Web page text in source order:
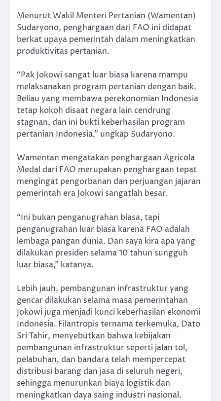
Menurut Wakil Menteri Pertanian (Wamentan)
Sudaryono, penghargaan dari FAO ini didapat
berkat upaya pemerintah dalam meningkatkan
produktivitas pertanian.
“Pak Jokowi sangat luar biasa karena mampu
melaksanakan program pertanian dengan baik.
Beliau yang membawa perekonomian Indonesia
tetap kokoh disaat negara lain cendrung
stagnan, dan ini bukti keberhasilan program
pertanian Indonesia,” ungkap Sudaryono.
Wamentan mengatakan penghargaan Agricola
Medal dari FAO merupakan penghargaan tepat
mengingat pengorbanan dan perjuangan jajaran
pemerintah era Jokowi sangatlah besar.
“Ini bukan penganugrahan biasa, tapi
penganugrahan luar biasa karena FAO adalah
lembaga pangan dunia. Dan saya kira apa yang
dilakukan presiden selama 10 tahun sungguh
luar biasa,” katanya.
Lebih jauh, pembangunan infrastruktur yang
gencar dilakukan selama masa pemerintahan
Jokowi juga menjadi kunci keberhasilan ekonomi
Indonesia. Filantropis ternama terkemuka, Dato
Sri Tahir, menyebutkan bahwa kebijakan
pembangunan infrastruktur seperti jalan tol,
pelabuhan, dan bandara telah mempercepat
distribusi barang dan jasa di seluruh negeri,
sehingga menurunkan biaya logistik dan
meningkatkan daya saing industri nasional.